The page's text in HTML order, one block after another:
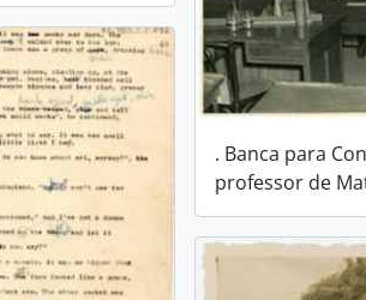
. Banca para
professor de